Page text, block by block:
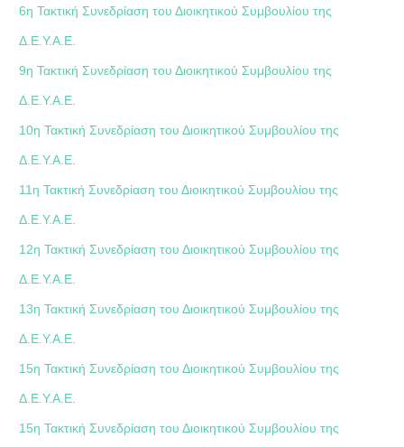
6η Τακτική Συνεδρίαση του Διοικητικού Συμβουλίου της
Δ.Ε.Υ.Α.Ε.
9η Τακτική Συνεδρίαση του Διοικητικού Συμβουλίου της
Δ.Ε.Υ.Α.Ε.
10η Τακτική Συνεδρίαση του Διοικητικού Συμβουλίου της
Δ.Ε.Υ.Α.Ε.
11η Τακτική Συνεδρίαση του Διοικητικού Συμβουλίου της
Δ.Ε.Υ.Α.Ε.
12η Τακτική Συνεδρίαση του Διοικητικού Συμβουλίου της
Δ.Ε.Υ.Α.Ε.
13η Τακτική Συνεδρίαση του Διοικητικού Συμβουλίου της
Δ.Ε.Υ.Α.Ε.
15η Τακτική Συνεδρίαση του Διοικητικού Συμβουλίου της
Δ.Ε.Υ.Α.Ε.
15η Τακτική Συνεδρίαση του Διοικητικού Συμβουλίου της